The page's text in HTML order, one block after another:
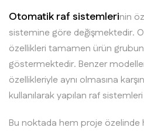
Otomatik raf sistemlerinin
sistemine göre değişmektedir.
özellikleri tamamen ürün
göstermektedir. Benzer
özellikleriyle aynı olmasına
kullanılarak yapılan raf
Bu noktada hem proje özelinde